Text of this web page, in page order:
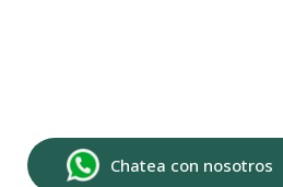
Chatea con nosotros